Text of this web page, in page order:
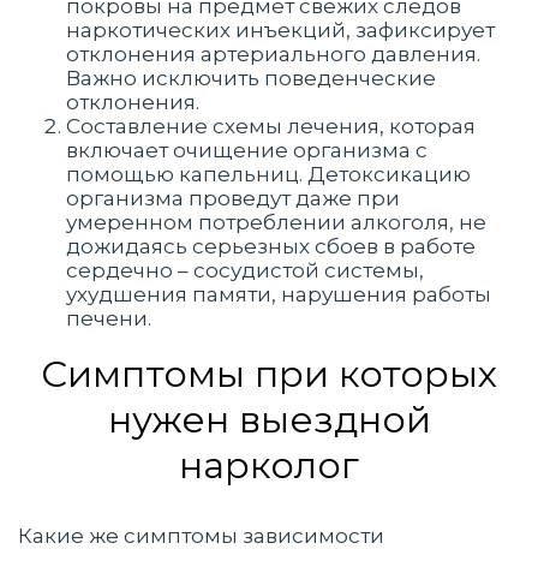
покровы на предмет свежих следов
наркотических инъекций, зафиксирует
отклонения артериального давления.
Важно исключить поведенческие
отклонения.
Составление схемы лечения, которая
включает очищение организма с
помощью капельниц. Детоксикацию
организма проведут даже при
умеренном потреблении алкоголя, не
дожидаясь серьезных сбоев в работе
сердечно – сосудистой системы,
ухудшения памяти, нарушения работы
печени.
Симптомы при которых
нужен выездной
нарколог
Какие же симптомы зависимости